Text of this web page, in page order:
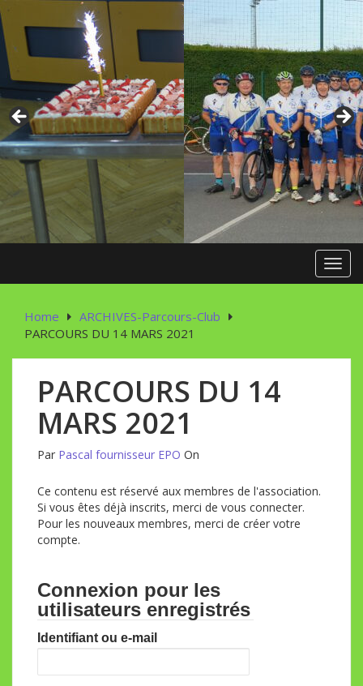
to
content
Home
ARCHIVES-Parcours-Club
PARCOURS DU 14 MARS 2021
PARCOURS DU 14
MARS 2021
Par Pascal fournisseur EPO On
Ce contenu est réservé aux membres de l'association.
Si vous êtes déjà inscrits, merci de vous connecter.
Pour les nouveaux membres, merci de créer votre
compte.
Connexion pour les
utilisateurs enregistrés
Identifiant ou e-mail